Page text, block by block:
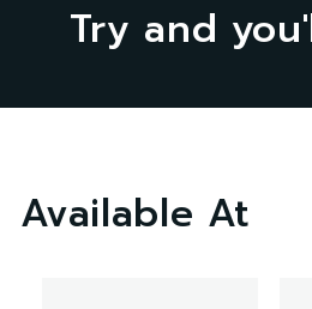
Try and
Available At